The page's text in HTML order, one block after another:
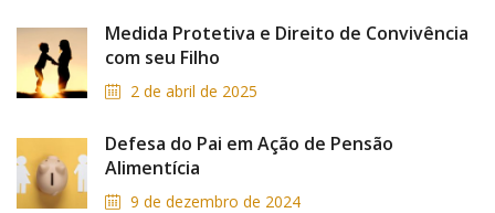
Medida Protetiva e Direito de Convivência
com seu Filho
2 de abril de 2025
Defesa do Pai em Ação de Pensão
Alimentícia
9 de dezembro de 2024